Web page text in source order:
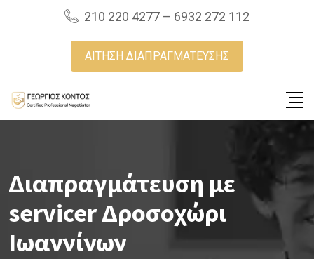
210 220 4277 – 6932 272 112
ΑΙΤΗΣΗ ΔΙΑΠΡΑΓΜΑΤΕΥΣΗΣ
Διαπραγμάτευση με
servicer Δροσοχώρι
Ιωαννίνων